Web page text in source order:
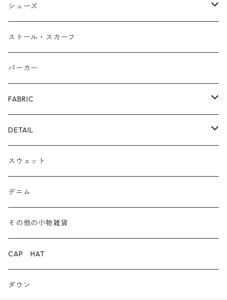
バングル
ピアス/イヤリング
リング
本革
布帛
カゴ
ファー
ECOレザー/ファー/ムートン
シューズ
サンダル/ミュール
スニーカー/カジュアルシューズ
パンプス/綺麗めシューズ
ブーツ
ストール・スカーフ
パーカー
FABRIC
裏毛スウェット
爆暖フリース裏起毛
ボア
デニム
ダウン
ダンガリー
DETAIL
ロゴ
前後２WAY
スウェット
デニム
その他の小物雑貨
CAP HAT
ダウン